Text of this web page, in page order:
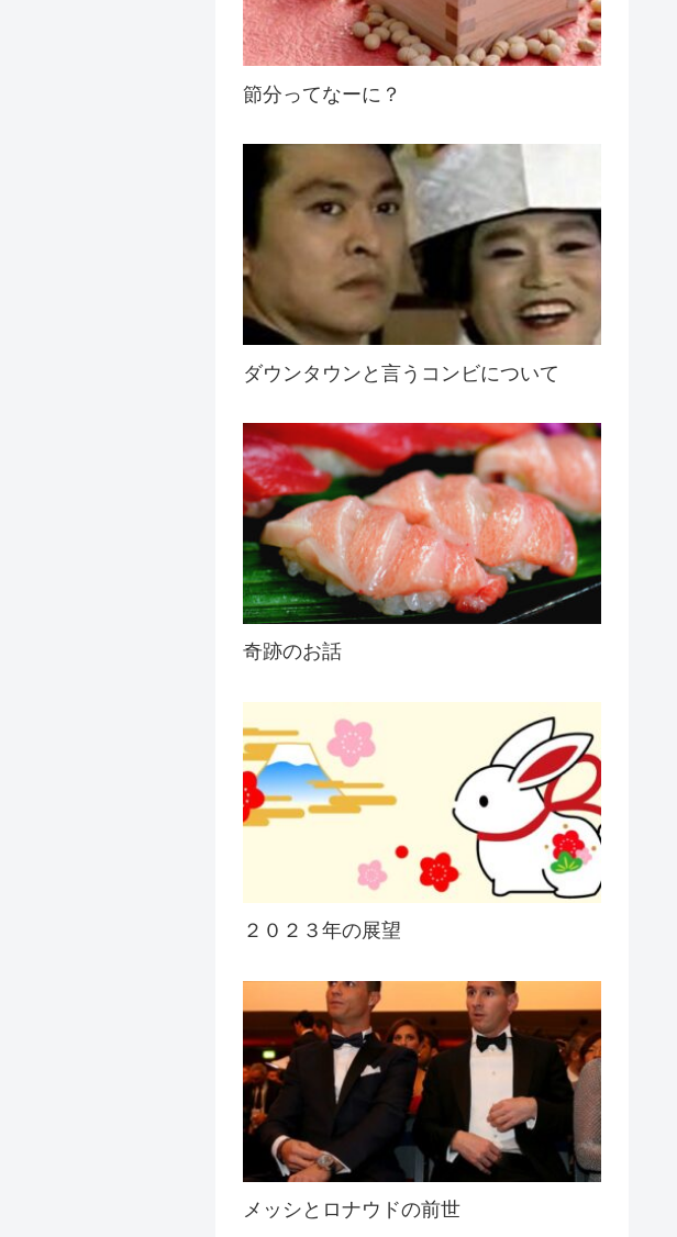
節分ってなーに？
ダウンタウンと言うコンビについて
奇跡のお話
２０２３年の展望
メッシとロナウドの前世